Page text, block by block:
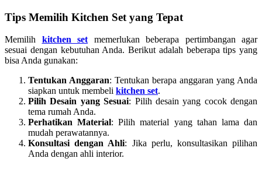
Tips Memilih Kitchen Set yang Tepat
Memilih kitchen set memerlukan beberapa pertimbangan agar
sesuai dengan kebutuhan Anda. Berikut adalah beberapa tips yang
bisa Anda gunakan:
Tentukan Anggaran: Tentukan berapa anggaran yang Anda
siapkan untuk membeli kitchen set.
Pilih Desain yang Sesuai: Pilih desain yang cocok dengan
tema rumah Anda.
Perhatikan Material: Pilih material yang tahan lama dan
mudah perawatannya.
Konsultasi dengan Ahli: Jika perlu, konsultasikan pilihan
Anda dengan ahli interior.